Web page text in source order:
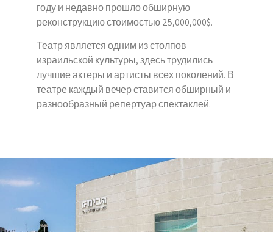
году и недавно прошло обширную
реконструкцию стоимостью 25,000,000$.
Театр является одним из столпов
израильской культуры, здесь трудились
лучшие актеры и артисты всех поколений. В
театре каждый вечер ставится обширный и
разнообразный репертуар спектаклей.